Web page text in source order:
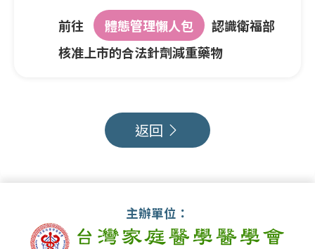
前往 體態管理懶人包
認識衛福部
核准上市的合法針劑減重藥物
返回
主辦單位：